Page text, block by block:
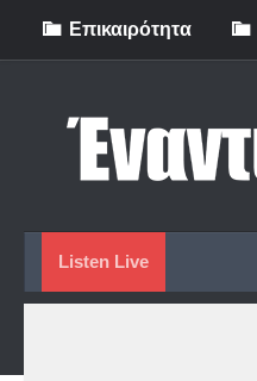
Skip to content
Eπικαιρότητα
Listen Live